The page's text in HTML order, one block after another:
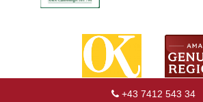
+43 7412 543 34